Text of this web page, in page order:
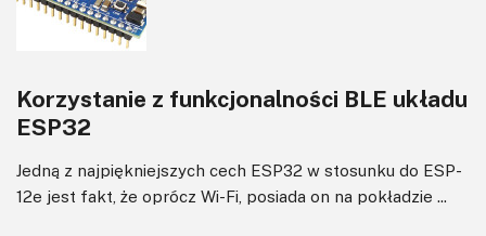
Korzystanie z funkcjonalności BLE układu
ESP32
Jedną z najpiękniejszych cech ESP32 w stosunku do ESP-
12e jest fakt, że oprócz Wi-Fi, posiada on na pokładzie ...